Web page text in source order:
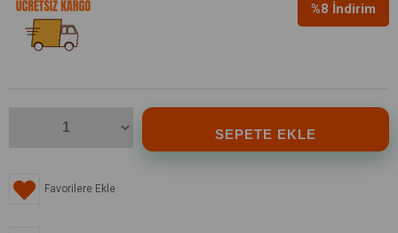
%8 İndirim
Favorilere Ekle